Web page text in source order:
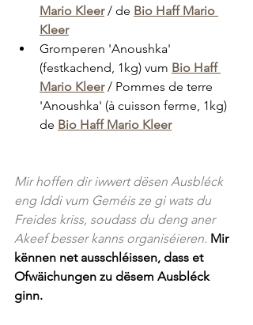
Mario Kleer / de Bio Haff Mario
Kleer
Gromperen 'Anoushka'
(festkachend, 1kg) vum Bio Haff
Mario Kleer / Pommes de terre
'Anoushka' (à cuisson ferme, 1kg)
de Bio Haff Mario Kleer
Mir hoffen dir iwwert dësen Ausbléck
eng Iddi vum Geméis ze gi wats du
Freides kriss, soudass du deng aner
Akeef besser kanns organiséieren. Mir
kënnen net ausschléissen, dass et
Ofwäichungen zu dësem Ausbléck
ginn.